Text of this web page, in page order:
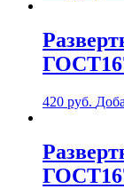
420 руб.